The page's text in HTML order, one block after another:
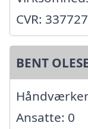
CVR:
BENT
Ansatte: 0